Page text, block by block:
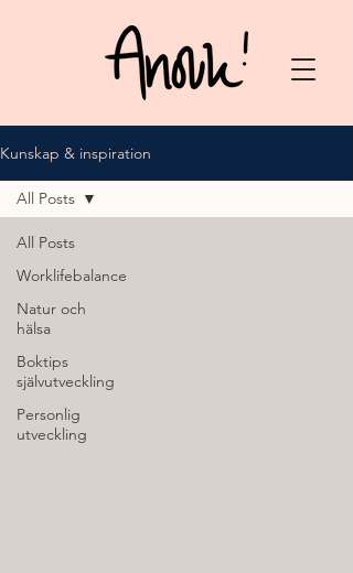
Kunskap & inspiration
All Posts
Worklifebalance
Natur och
hälsa
Boktips
självutveckling
Personlig
utveckling
All Posts